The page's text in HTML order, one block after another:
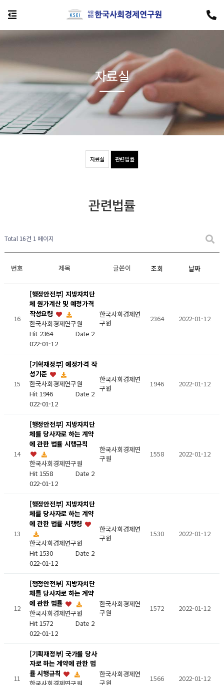
자료실 관련법률
자료실
관련법률
Total 16건 1 페이지
번호 제목 글쓴이 조회 날짜
16
[행정안전부] 지방자치단
체 원가계산 및 예정가격
작성요령
한국사회경제연구원
Hit 2364 Date 2
022-01-12
한국사회경제연
구원
2364 2022-01-12
15
[기획재정부] 예정가격 작
성기준
한국사회경제연구원
Hit 1946 Date 2
022-01-12
한국사회경제연
구원
1946 2022-01-12
14
[행정안전부] 지방자치단
체를 당사자로 하는 계약
에 관한 법률 시행규칙
한국사회경제연구원
Hit 1558 Date 2
022-01-12
한국사회경제연
구원
1558 2022-01-12
13
[행정안전부] 지방자치단
체를 당사자로 하는 계약
에 관한 법률 시행령
한국사회경제연구원
Hit 1530 Date 2
022-01-12
한국사회경제연
구원
1530 2022-01-12
12
[행정안전부] 지방자치단
체를 당사자로 하는 계약
에 관한 법률
한국사회경제연구원
Hit 1572 Date 2
022-01-12
한국사회경제연
구원
1572 2022-01-12
11
[기획재정부] 국가를 당사
자로 하는 계약에 관한 법
률 시행규칙
한국사회경제연
구원
1566 2022-01-12